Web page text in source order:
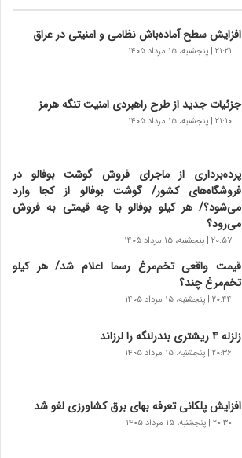
افزایش سطح آماده‌باش نظامی و امنیتی در عراق
۲۱:۲۱ | پنجشنبه، ۱۵ مرداد ۱۴۰۵
جزئیات جدید از طرح راهبردی امنیت تنگه هرمز
۲۱:۱۰ | پنجشنبه، ۱۵ مرداد ۱۴۰۵
پرده‌برداری از ماجرای فروش گوشت بوفالو در
فروشگاه‌های کشور/ گوشت بوفالو از کجا وارد
می‌شود؟/ هر کیلو بوفالو با چه قیمتی به فروش
می‌رود؟
۲۰:۵۷ | پنجشنبه، ۱۵ مرداد ۱۴۰۵
قیمت واقعی تخم‌مرغ رسما اعلام شد/ هر کیلو
تخم‌مرغ چند؟
۲۰:۴۴ | پنجشنبه، ۱۵ مرداد ۱۴۰۵
زلزله ۴ ریشتری بندرلنگه را لرزاند
۲۰:۳۶ | پنجشنبه، ۱۵ مرداد ۱۴۰۵
افزایش پلکانی تعرفه بهای برق کشاورزی لغو شد
۲۰:۳۰ | پنجشنبه، ۱۵ مرداد ۱۴۰۵